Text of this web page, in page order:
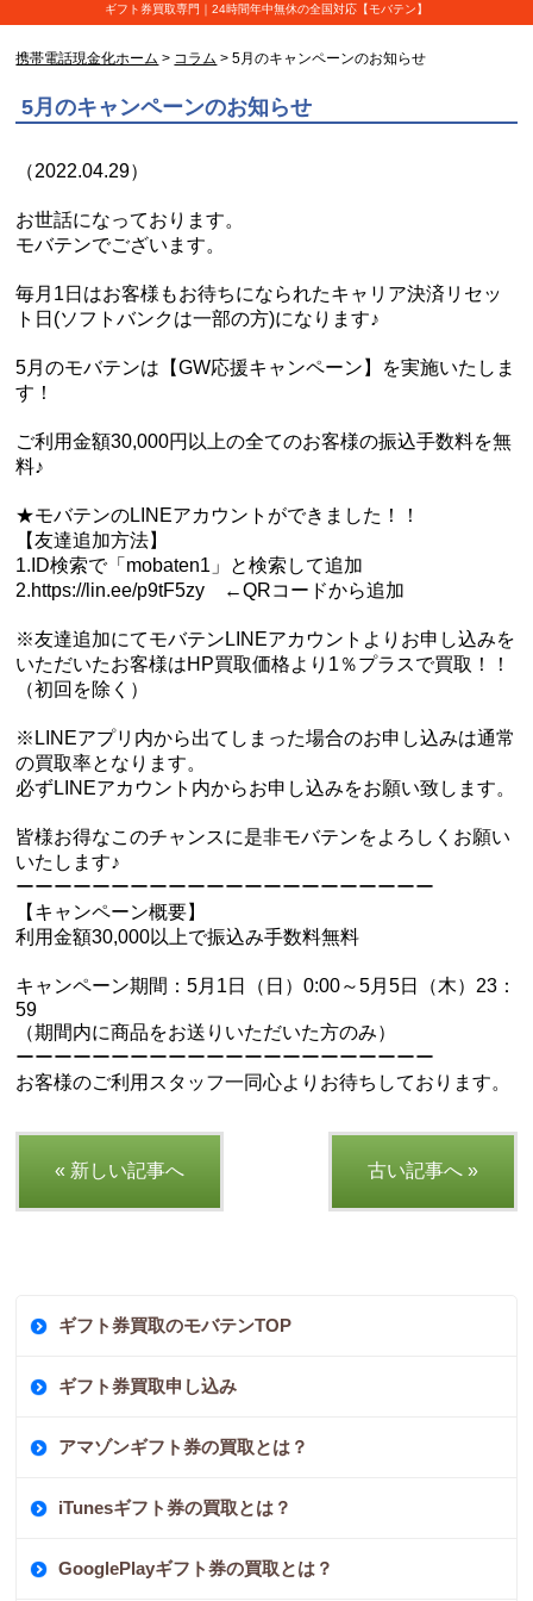
ギフト券買取専門｜24時間年中無休の全国対応【モバテン】
携帯電話現金化ホーム > コラム > 5月のキャンペーンのお知らせ
5月のキャンペーンのお知らせ
（2022.04.29）
お世話になっております。
モバテンでございます。
毎月1日はお客様もお待ちになられたキャリア決済リセッ
ト日(ソフトバンクは一部の方)になります♪
5月のモバテンは【GW応援キャンペーン】を実施いたしま
す！
ご利用金額30,000円以上の全てのお客様の振込手数料を無
料♪
★モバテンのLINEアカウントができました！！
【友達追加方法】
1.ID検索で「mobaten1」と検索して追加
2.https://lin.ee/p9tF5zy ←QRコードから追加
※友達追加にてモバテンLINEアカウントよりお申し込みを
いただいたお客様はHP買取価格より1％プラスで買取！！
（初回を除く）
※LINEアプリ内から出てしまった場合のお申し込みは通常
の買取率となります。
必ずLINEアカウント内からお申し込みをお願い致します。
皆様お得なこのチャンスに是非モバテンをよろしくお願い
いたします♪
ーーーーーーーーーーーーーーーーーーーーーー
【キャンペーン概要】
利用金額30,000以上で振込み手数料無料
キャンペーン期間：5月1日（日）0:00～5月5日（木）23：
59
（期間内に商品をお送りいただいた方のみ）
ーーーーーーーーーーーーーーーーーーーーーー
お客様のご利用スタッフ一同心よりお待ちしております。
« 新しい記事へ 古い記事へ »
ギフト券買取のモバテンTOP
ギフト券買取申し込み
アマゾンギフト券の買取とは？
iTunesギフト券の買取とは？
GooglePlayギフト券の買取とは？